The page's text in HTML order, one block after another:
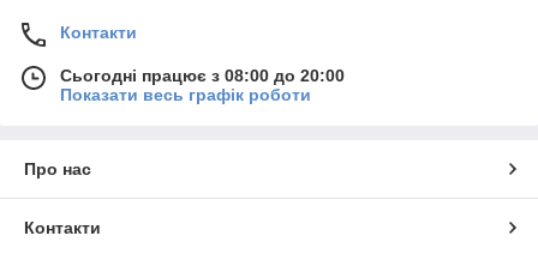
Контакти
Сьогодні працює з 08:00 до 20:00
Показати весь графік роботи
Про нас
Контакти